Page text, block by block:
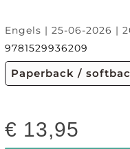
Engels | 25-06-2026 |
9781529936209
Paperback /
€ 13,95